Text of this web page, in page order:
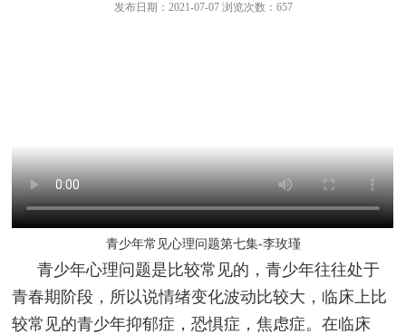
发布日期：2021-07-07 浏览次数： 657
青少年常见心理问题第七集-李玫瑾
青少年心理问题是比较常见的，青少年往往处于
青春期阶段，所以说情绪变化波动比较大，临床上比
较常见的青少年抑郁症，恐惧症，焦虑症。在临床